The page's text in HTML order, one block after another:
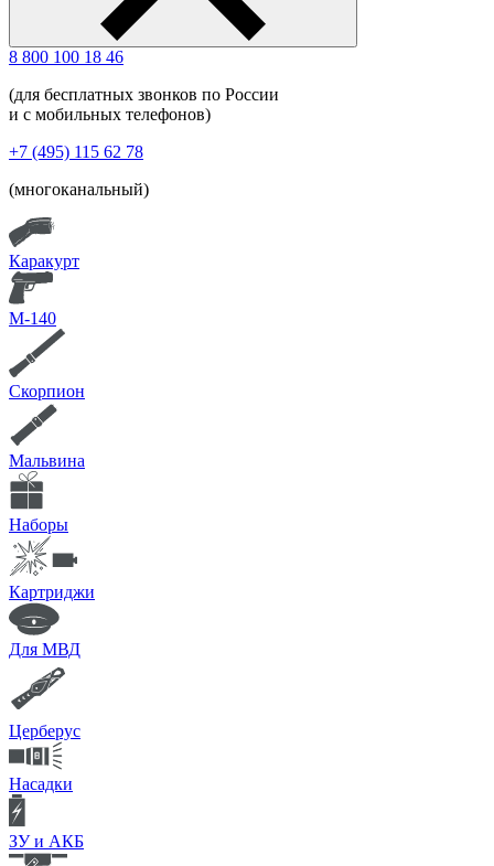
8 800 100 18 46
(для бесплатных звонков по России
и с мобильных телефонов)
+7 (495) 115 62 78
(многоканальный)
Каракурт
М-140
Скорпион
Мальвина
Наборы
Картриджи
Для МВД
Церберус
Насадки
ЗУ и АКБ